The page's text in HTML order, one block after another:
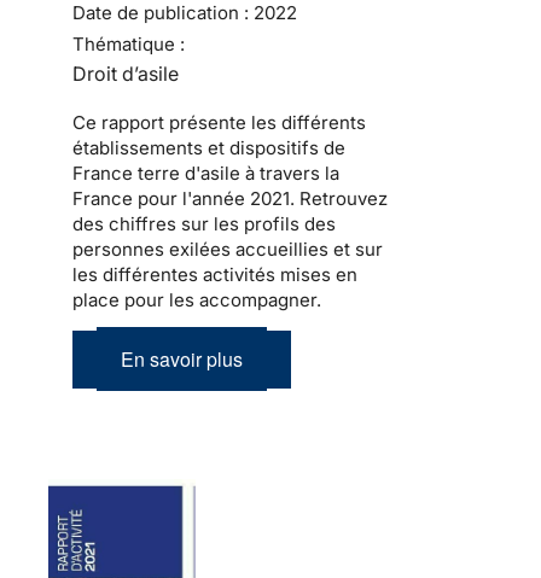
Date de publication : 2022
Thématique :
Droit d’asile
Ce rapport présente les différents
établissements et dispositifs de
France terre d'asile à travers la
France pour l'année 2021. Retrouvez
des chiffres sur les profils des
personnes exilées accueillies et sur
les différentes activités mises en
place pour les accompagner.
En savoir plus